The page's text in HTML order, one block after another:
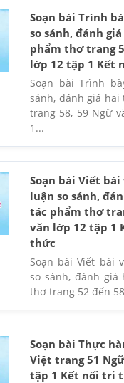
Soạn bài Trình
so sánh, đánh
phẩm thơ trang
lớp 12 tập 1 Kết
Soạn bài Trình
sánh, đánh giá
trang 58, 59 Ngữ
1...
Soạn bài Viết bài
luận so sánh,
tác phẩm thơ
văn lớp 12 tập 1
thức
Soạn bài Viết bài
so sánh, đánh giá
thơ trang 52 đến
Soạn bài Thực
Việt trang 51
tập 1 Kết nối tri